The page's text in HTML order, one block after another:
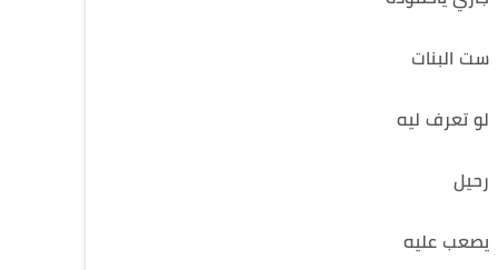
ست البنات
لو تعرف ليه
رحيل
يصعب عليه